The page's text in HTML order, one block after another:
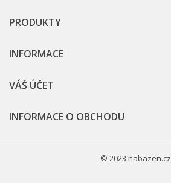
PRODUKTY
INFORMACE
VÁŠ ÚČET
INFORMACE O OBCHODU
© 2023 nabazen.cz